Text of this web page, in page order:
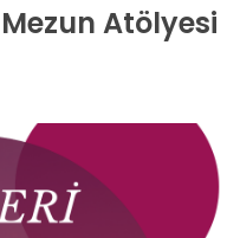
Atölyesi